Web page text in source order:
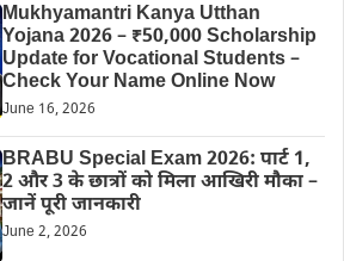
Mukhyamantri Kanya Utthan
Yojana 2026 – ₹50,000 Scholarship
Update for Vocational Students –
Check Your Name Online Now
June 16, 2026
BRABU Special Exam 2026: पार्ट 1,
2 और 3 के छात्रों को मिला आखिरी मौका –
जानें पूरी जानकारी
June 2, 2026